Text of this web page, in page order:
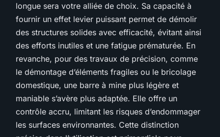
longue sera votre alliée de choix. Sa capacité à
fournir un effet levier puissant permet de démolir
des structures solides avec efficacité, évitant ainsi
des efforts inutiles et une fatigue prématurée. En
revanche, pour des travaux de précision, comme
le démontage d’éléments fragiles ou le bricolage
domestique, une barre à mine plus légère et
maniable s’avère plus adaptée. Elle offre un
contrôle accru, limitant les risques d’endommager
les surfaces environnantes. Cette distinction